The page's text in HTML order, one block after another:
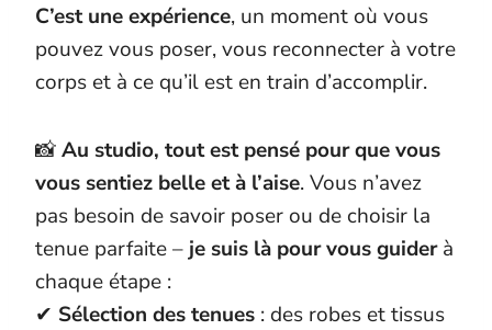
C’est une expérience, un moment où vous
pouvez vous poser, vous reconnecter à votre
corps et à ce qu’il est en train d’accomplir.
📸Au studio, tout est pensé pour que vous
vous sentiez belle et à l’aise. Vous n’avez
pas besoin de savoir poser ou de choisir la
tenue parfaite – je suis là pour vous guiderà
chaque étape :
✔ Sélection des tenues : des robes et tissus